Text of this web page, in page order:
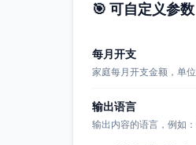
🎯 可自定义参
每月开支
家庭每月开支金额，单
输出语言
输出内容的语言，例如：